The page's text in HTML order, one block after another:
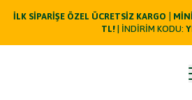
İLK SİPARİŞE ÖZEL ÜCRETSİZ KARGO
TL! | İNDİRİM KODU: